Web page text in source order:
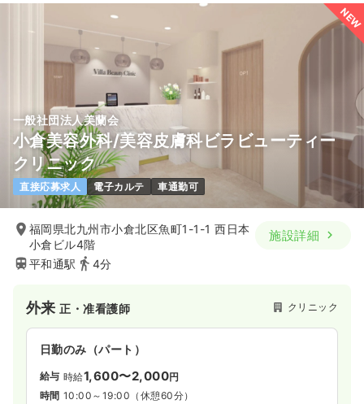
NEW
一般社団法人美蘭会
小倉美容外科/美容皮膚科ビラビューティー
クリニック
直接応募求人 電子カルテ 車通勤可
福岡県北九州市小倉北区魚町1-1-1 西日本
小倉ビル4階
平和通駅
4分
施設詳細
外来正・准看護師 クリニック
日勤のみ（パート）
給与 時給1,600〜2,000円
時間 10:00～19:00 （休憩60分）